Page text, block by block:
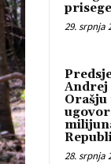
prisege
29. srpnja
Andrej
Orašju
28. srpnja